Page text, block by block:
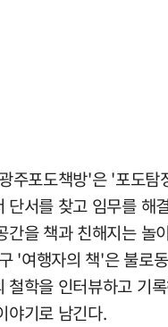
주포도책방'은 '포도탐
단서를 찾고 임무를 해
간을 책과 친해지는 놀
'여행자의 책'은 불로
철학을 인터뷰하고 기
야기로 남긴다.